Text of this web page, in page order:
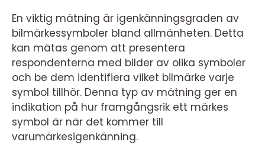
En viktig mätning är igenkänningsgraden av
bilmärkessymboler bland allmänheten. Detta
kan mätas genom att presentera
respondenterna med bilder av olika symboler
och be dem identifiera vilket bilmärke varje
symbol tillhör. Denna typ av mätning ger en
indikation på hur framgångsrik ett märkes
symbol är när det kommer till
varumärkesigenkänning.